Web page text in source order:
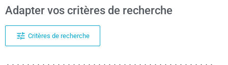
Adapter vos critères de recherche
Critères de recherche